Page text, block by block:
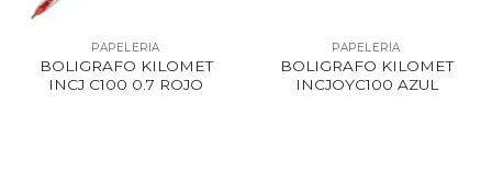
PAPELERIA
BOLIGRAFO KILOMET
INCJ C100 0.7 ROJO
PAPELERIA
BOLIGRAFO KILOMET
INCJOYC100 AZUL